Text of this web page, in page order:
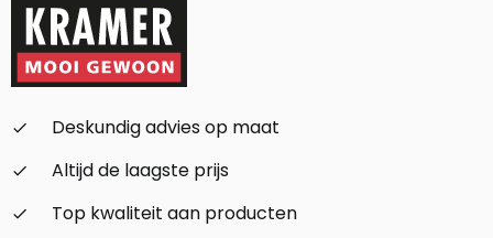
check_small
Deskundig advies op maat
check_small
Altijd de laagste prijs
check_small
Top kwaliteit aan producten